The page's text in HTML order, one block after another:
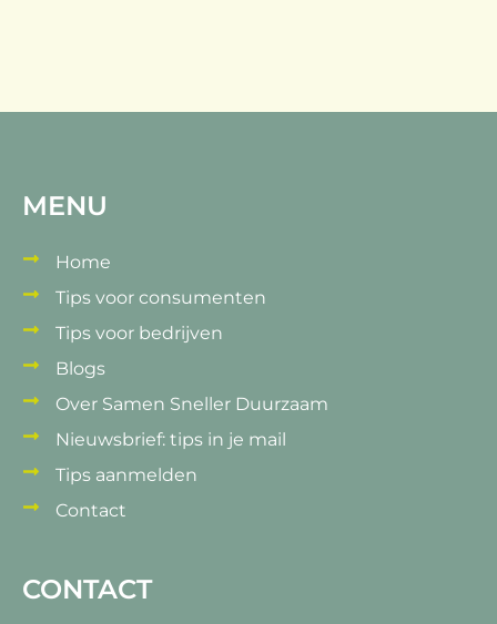
MENU
Home
Tips voor consumenten
Tips voor bedrijven
Blogs
Over Samen Sneller Duurzaam
Nieuwsbrief: tips in je mail
Tips aanmelden
Contact
CONTACT